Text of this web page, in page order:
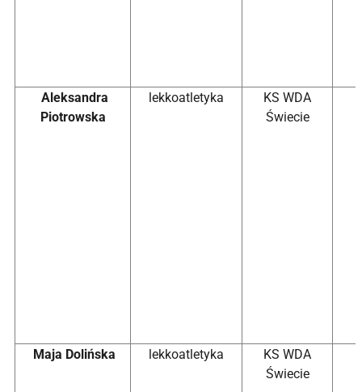
Aleksandra
Piotrowska
lekkoatletyka
KS WDA
Świecie
Maja Dolińska lekkoatletyka
KS WDA
Świecie